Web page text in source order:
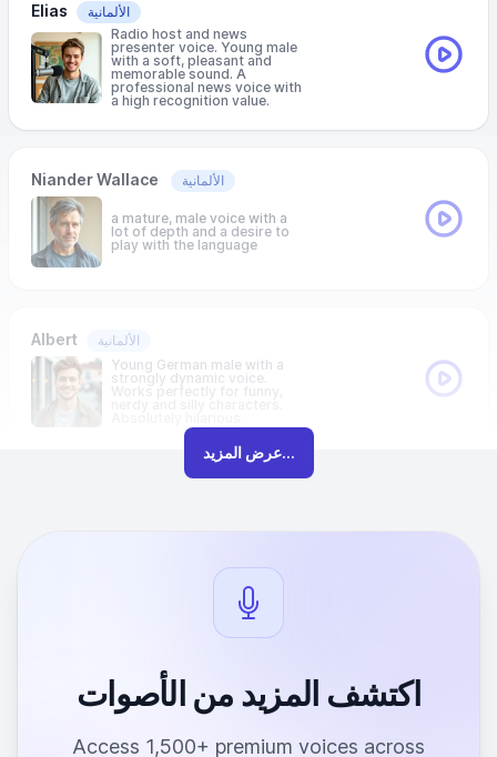
Elias
الألمانية
Radio host and news
presenter voice. Young male
with a soft, pleasant and
memorable sound. A
professional news voice with
a high recognition value.
Niander Wallace الألمانية
a mature, male voice with a
lot of depth and a desire to
play with the language
Albert
الألمانية
Young German male with a
strongly dynamic voice.
Works perfectly for funny,
عرض المزيد...
اكتشف المزيد من الأصوات
Access 1,500+ premium voices across